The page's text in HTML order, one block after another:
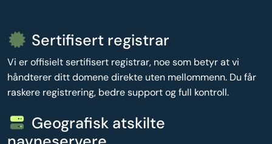
Sertifisert registrar
Vi er offisielt sertifisert registrar, noe som betyr at vi
håndterer ditt domene direkte uten mellommenn. Du får
raskere registrering, bedre support og full kontroll.
Geografisk atskilte